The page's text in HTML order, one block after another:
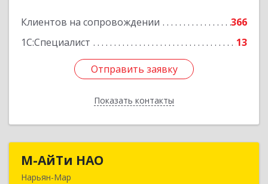
Клиентов на сопровождении
366
1С:Специалист
13
Отправить заявку
Показать контакты
Подробнее
Отправить заявку
Назад
М-АйТи НАО
Нарьян-Мар